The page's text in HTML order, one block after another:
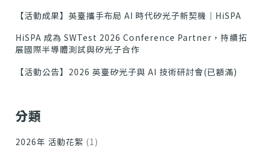
【活動成果】英臺攜手布局 AI 時代矽光子新契機｜HiSPA
HiSPA 成為 SWTest 2026 Conference Partner，持續拓
展國際半導體測試與矽光子合作
【活動公告】2026 英臺矽光子與 AI 技術研討會(已額滿)
分類
2026年 活動花絮 (1)